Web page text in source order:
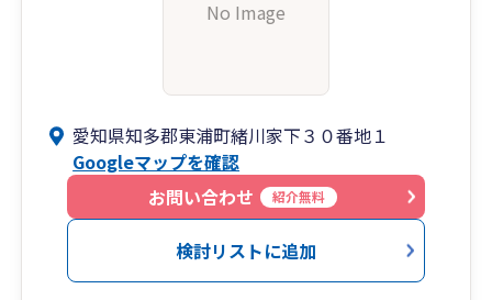
No Image
愛知県知多郡東浦町緒川家下３０番地１
Googleマップを確認
お問い合わせ
紹介無料
検討リストに追加